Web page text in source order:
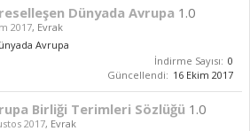
Dünyada Avrupa 1.0
2017, Evrak
Avrupa
İndirme Sayısı: 0
Güncellendi: 16 Ekim 2017
Birliği Terimleri Sözlüğü 1.0
2017, Evrak